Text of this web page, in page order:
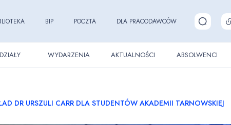
BIP POCZTA DLA PRACODAWCÓW Pokaż/
WYDARZENIA AKTUALNOŚCI ABSOLWENCI
DR URSZULI CARR DLA STUDENTÓW AKADEMII TARNOWSKIEJ